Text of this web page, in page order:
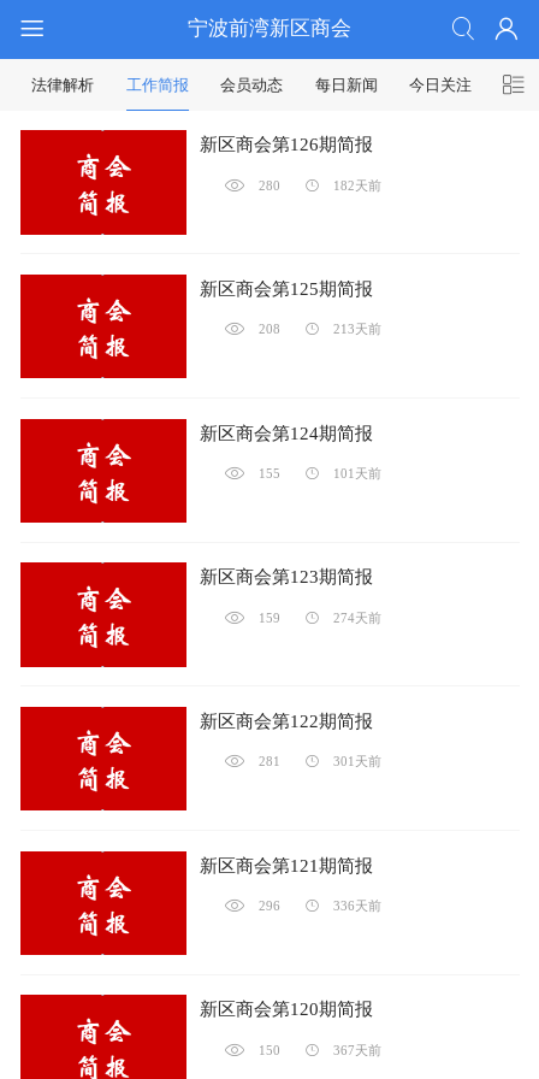
宁波前湾新区商会
法律解析 工作简报 会员动态 每日新闻 今日关注
新区商会第126期简报
280 182天前
新区商会第125期简报
208 213天前
新区商会第124期简报
155 101天前
新区商会第123期简报
159 274天前
新区商会第122期简报
281 301天前
新区商会第121期简报
296 336天前
新区商会第120期简报
150 367天前